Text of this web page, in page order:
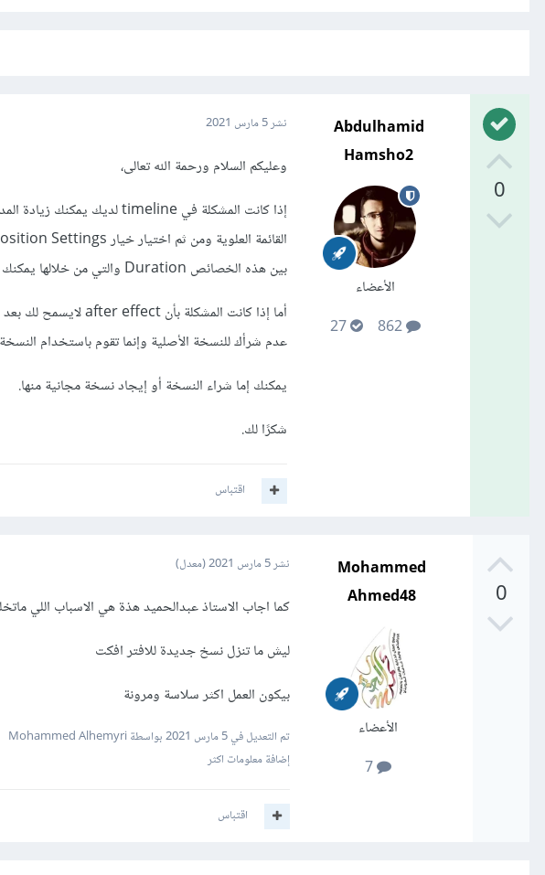
0
Abdulhamid
Hamsho2
الأعضاء
862
27
نشر5 مارس 2021
وعليكم السلام ورحمة الله تعالى،
بين هذه الخصائص Duration والتي من خلالها يمكنك تحديد مدة الـ timeline لديك.
عدم شرأك للنسخة الأصلية وإنما تقوم باستخدام النسخة
يمكنك إما شراء النسخة أو إيجاد نسخة مجانية منها.
شكرًا لك.
اقتباس
0
Mohammed
Ahmed48
الأعضاء
7
نشر5 مارس 2021 (معدل)
كما اجاب الاستاذ عبدالحميد هذة هي الاسباب اللي ماتخليك
ليش ما تنزل نسخ جديدة للافتر افكت
بيكون العمل اكثر سلاسة ومرونة
تم التعديل في5 مارس 2021
بواسطة Mohammed Alhemyri
إضافة معلومات اكثر
اقتباس